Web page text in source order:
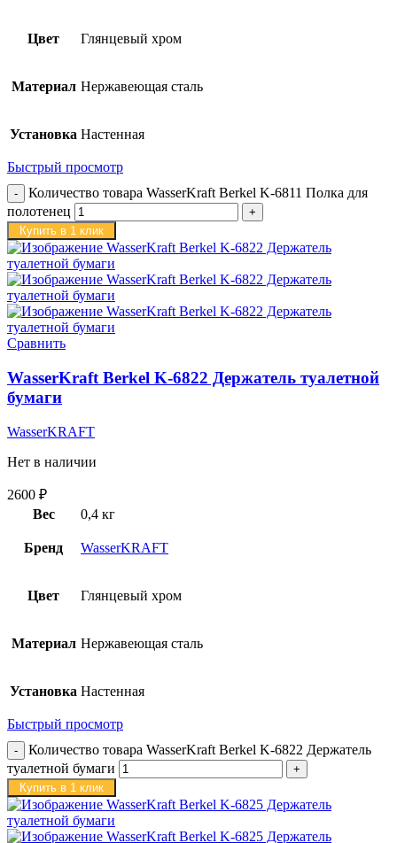
Цвет Глянцевый хром
Материал Нержавеющая сталь
Установка Настенная
Быстрый просмотр
Количество товара WasserKraft Berkel K-6811 Полка для
полотенец
Купить в 1 клик
Сравнить
WasserKraft Berkel K-6822 Держатель туалетной
бумаги
WasserKRAFT
Нет в наличии
2600 ₽
Вес
0,4 кг
Бренд WasserKRAFT
Цвет Глянцевый хром
Материал Нержавеющая сталь
Установка Настенная
Быстрый просмотр
Количество товара WasserKraft Berkel K-6822 Держатель
туалетной бумаги
Купить в 1 клик